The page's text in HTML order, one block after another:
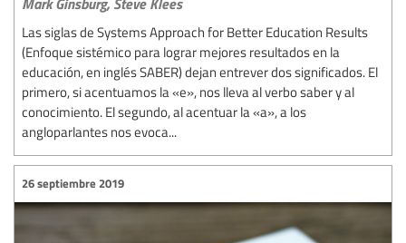
Las siglas de Systems Approach for Better Education Results
(Enfoque sistémico para lograr mejores resultados en la
educación, en inglés SABER) dejan entrever dos significados. El
primero, si acentuamos la «e», nos lleva al verbo saber y al
conocimiento. El segundo, al acentuar la «a», a los
angloparlantes nos evoca...
26 septiembre 2019